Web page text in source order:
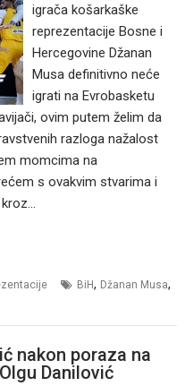
igrača košarkaške
reprezentacije Bosne i
Hercegovine Džanan
Musa definitivno neće
igrati na Evrobasketu
ovim putem želim da
razloga nažalost
momcima na
s ovakvim stvarima i
BiH, Džanan Musa,
nakon poraza na
Danilović